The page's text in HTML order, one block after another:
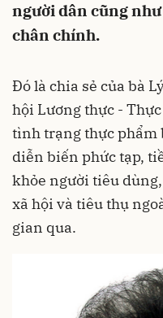
người dân cũng
chân chính.
Đó là chia sẻ của bà
hội Lương thực -
tình trạng thực phẩm
diễn biến phức tạp,
khỏe người tiêu
xã hội và tiêu thụ
gian qua.